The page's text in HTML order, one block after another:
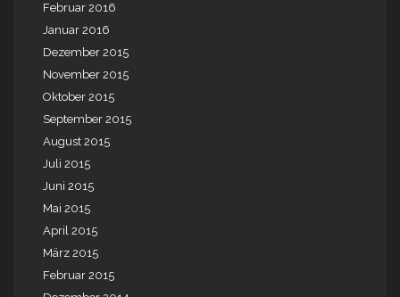
Februar 2016
Januar 2016
Dezember 2015
November 2015
Oktober 2015
September 2015
August 2015
Juli 2015
Juni 2015
Mai 2015
April 2015
März 2015
Februar 2015